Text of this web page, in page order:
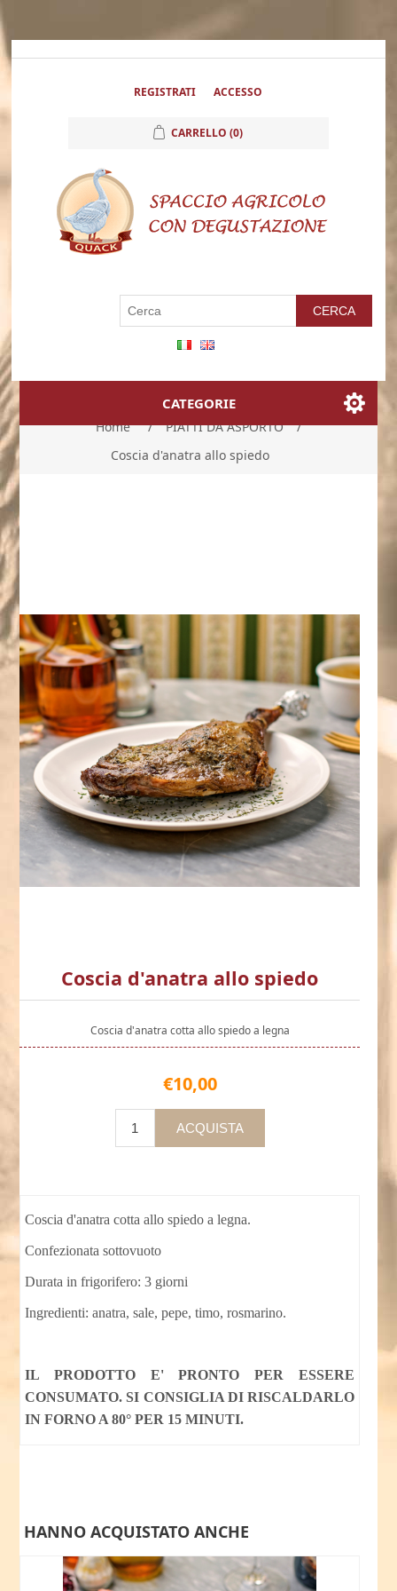
REGISTRATI ACCESSO
CARRELLO (0)
CATEGORIE
Home / PIATTI DA ASPORTO
/
Coscia d'anatra allo spiedo
Coscia d'anatra allo spiedo
Coscia d'anatra cotta allo spiedo a legna
€10,00
Coscia d'anatra cotta allo spiedo a legna.
Confezionata sottovuoto
Durata in frigorifero: 3 giorni
Ingredienti: anatra, sale, pepe, timo, rosmarino.
IL PRODOTTO E' PRONTO PER ESSERE
CONSUMATO. SI CONSIGLIA DI RISCALDARLO
IN FORNO A 80° PER 15 MINUTI.
HANNO ACQUISTATO ANCHE